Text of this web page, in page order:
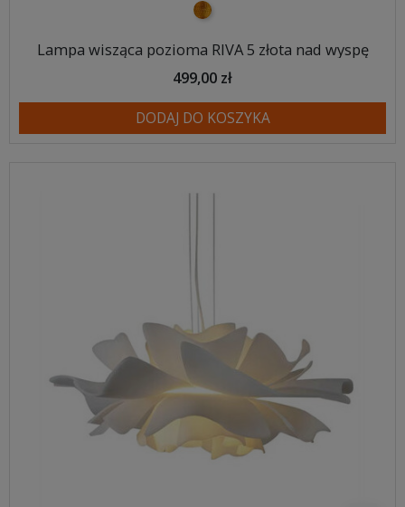
złoty
Lampa wisząca pozioma RIVA 5 złota nad wyspę
499,00 zł
DODAJ DO KOSZYKA